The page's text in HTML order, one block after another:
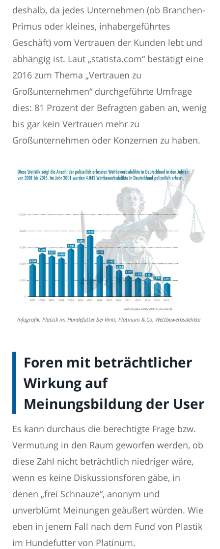
deshalb, da jedes Unternehmen (ob Branchen-
Primus oder kleines, inhabergeführtes
Geschäft) vom Vertrauen der Kunden lebt und
abhängig ist. Laut „statista.com“ bestätigt eine
2016 zum Thema „Vertrauen zu
Großunternehmen“ durchgeführte Umfrage
dies: 81 Prozent der Befragten gaben an, wenig
bis gar kein Vertrauen mehr zu
Großunternehmen oder Konzernen zu haben.
Infografik: Plastik im Hundefutter bei Rinti, Platinum & Co. Wettbewerbsdelikte
Foren mit beträchtlicher
Wirkung auf
Meinungsbildung der User
Es kann durchaus die berechtigte Frage bzw.
Vermutung in den Raum geworfen werden, ob
diese Zahl nicht beträchtlich niedriger wäre,
wenn es keine Diskussionsforen gäbe, in
denen „frei Schnauze“, anonym und
unverblümt Meinungen geäußert würden. Wie
eben in jenem Fall nach dem Fund von Plastik
im Hundefutter von Platinum.